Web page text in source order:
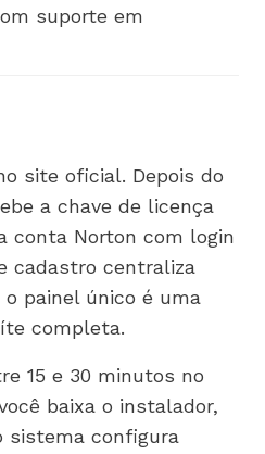
suporte em
site oficial. Depois do
a chave de licença
conta Norton com login
cadastro centraliza
painel único é uma
completa.
15 e 30 minutos no
baixa o instalador,
sistema configura